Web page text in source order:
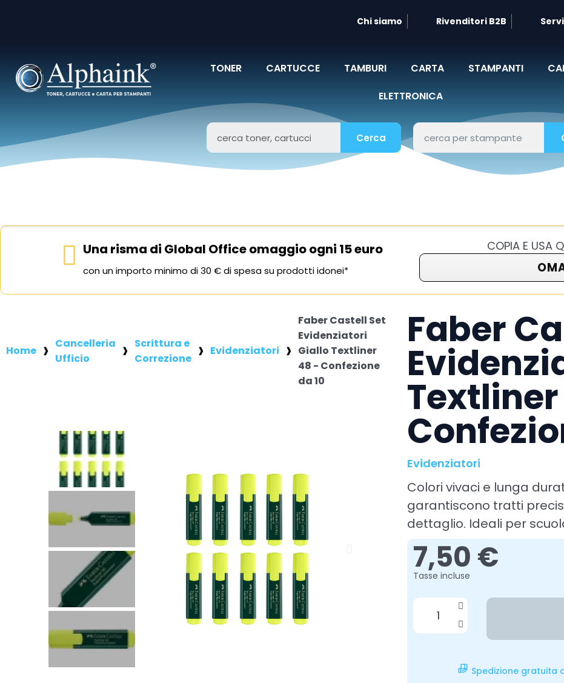
Chi siamo Rivenditori B2B
TONER CARTUCCE TAMBURI CARTA STAMPANTI
ELETTRONICA
Cerca
Una risma di Global Office omaggio ogni 15 euro
con un importo minimo di 30 € di spesa su prodotti idonei*
COPIA E USA
Home
Cancelleria
Ufficio
Scrittura e
Correzione
Evidenziatori
Faber Castell Set
Evidenziatori
Giallo Textliner
48 - Confezione
da 10
Faber
Evidenziatori
Colori vivaci e lunga
garantiscono tratti
dettaglio. Ideali per
7,50 €
Tasse incluse
Spedizione gratuita